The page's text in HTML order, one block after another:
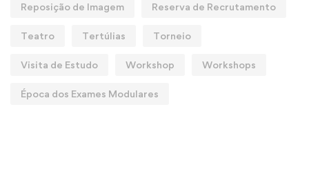
Reposição de Imagem Reserva de Recrutamento
Teatro Tertúlias Torneio
Visita de Estudo Workshop Workshops
Época dos Exames Modulares